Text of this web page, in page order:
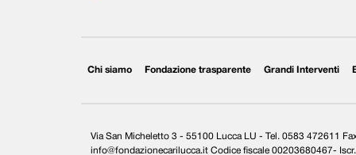
Chi siamo Fondazione trasparente Grandi Interventi
Via San Micheletto 3 - 55100 Lucca LU - Tel. 0583 472611
info@fondazionecarilucca.it Codice fiscale 00203680467-